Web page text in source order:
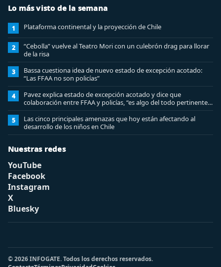
Lo más visto de la semana
1 Plataforma continental y la proyección de Chile
2
“Cebolla” vuelve al Teatro Mori con un culebrón drag para llorar
de la risa
3
Bassa cuestiona idea de nuevo estado de excepción acotado:
“Las FFAA no son policías”
4
Pavez explica estado de excepción acotado y dice que
colaboración entre FFAA y policías, “es algo del todo pertinente
analizar”
5
Las cinco principales amenazas que hoy están afectando al
desarrollo de los niños en Chile
Nuestras redes
YouTube
Facebook
Instagram
X
Bluesky
© 2026 INFOGATE. Todos los derechos reservados.